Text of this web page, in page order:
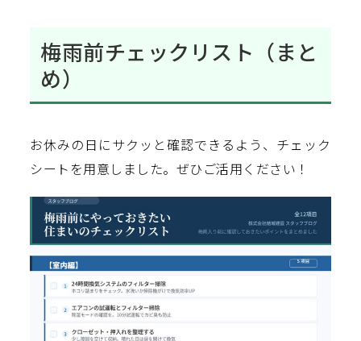
梅雨前チェックリスト（まと
め）
お休みの日にサクッと確認できるよう、チェック
シートを用意しました。ぜひご活用ください！